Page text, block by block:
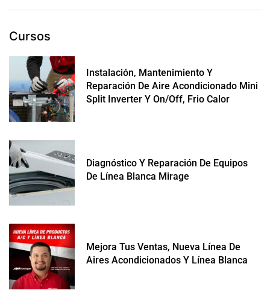
Cursos
Instalación, Mantenimiento Y
Reparación De Aire Acondicionado Mini
Split Inverter Y On/off, Frio Calor
Diagnóstico Y Reparación De Equipos
De Línea Blanca Mirage
Mejora Tus Ventas, Nueva Línea De
Aires Acondicionados Y Línea Blanca